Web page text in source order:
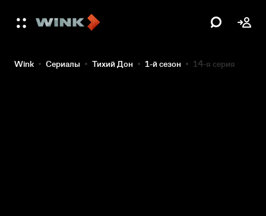
Wink Сериалы Тихий Дон 1-й сезон 14-я серия